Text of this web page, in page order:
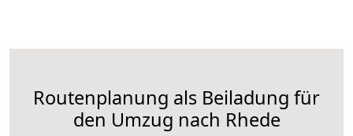
Routenplanung als Beiladung für
den Umzug nach Rhede